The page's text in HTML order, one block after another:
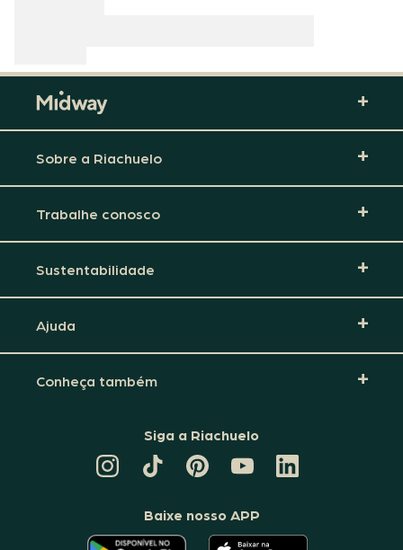
Sobre a Riachuelo
Trabalhe conosco
Sustentabilidade
Ajuda
Conheça também
Siga a Riachuelo
TIKTOK
DA
PINTEREST
DA
CANAL
DA
RIACHUELO
LINKEDIN
DA
Baixe nosso APP
O O